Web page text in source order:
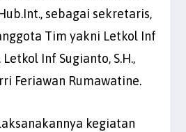
sebagai sekretaris,
Tim yakni Letkol Inf
Inf Sugianto, S.H.,
Feriawan Rumawatine.
kegiatan